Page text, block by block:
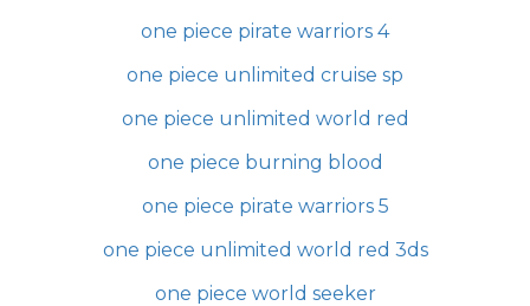
one piece pirate warriors 4
one piece unlimited cruise sp
one piece unlimited world red
one piece burning blood
one piece pirate warriors 5
one piece unlimited world red 3ds
one piece world seeker